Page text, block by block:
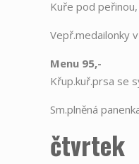
Kuře pod
Vepř.medailonky
Menu 95,-
Křup.kuř.prsa se
Sm.plněná